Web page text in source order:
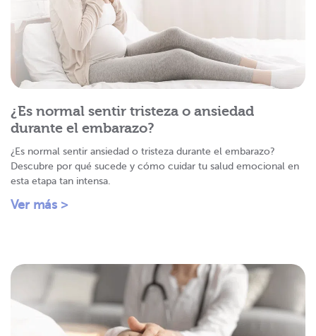
¿Es normal sentir tristeza o ansiedad
durante el embarazo?
¿Es normal sentir ansiedad o tristeza durante el embarazo?
Descubre por qué sucede y cómo cuidar tu salud emocional en
esta etapa tan intensa.
Ver más >